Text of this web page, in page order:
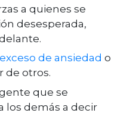
a quienes se
desesperada,
exceso de ansiedad o
de otros.
que se
los demás a decir